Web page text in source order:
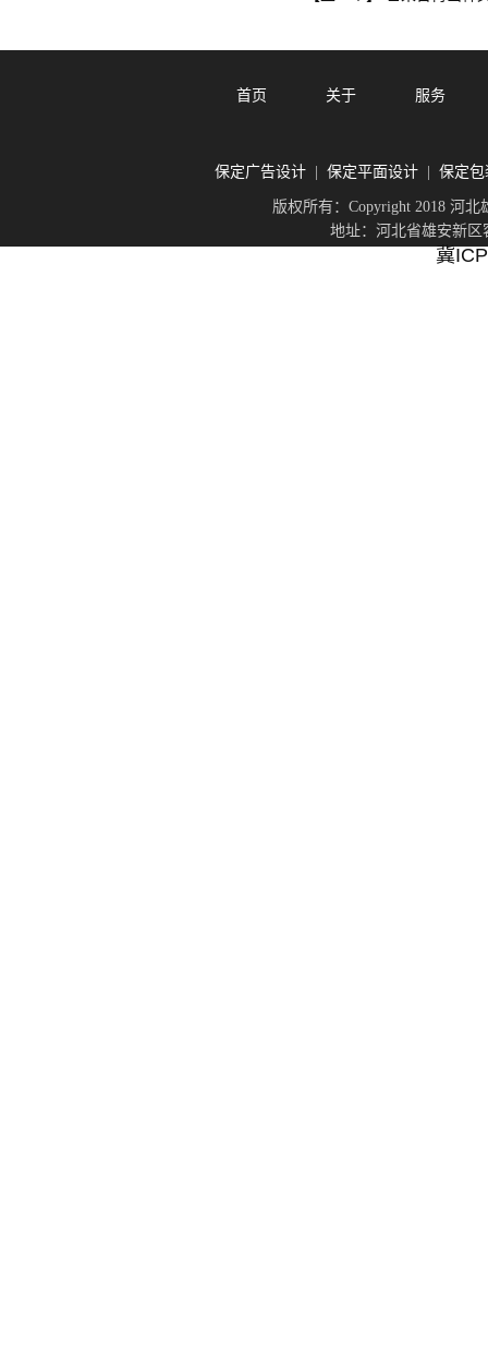
首页 关于 服务
保定广告设计| 保定平面设计| 保定包
版权所有：Copyright 2018 河
地址：河北省雄安新区
冀